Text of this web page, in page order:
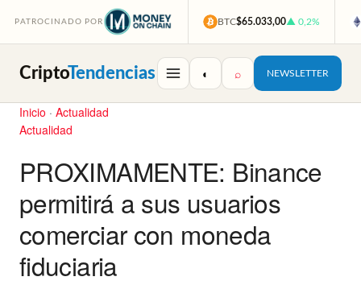
PATROCINADO POR BTC$65.033,00▲ 0,2%
CriptoTendencias ◐ ⌕ NEWSLETTER
Inicio · Actualidad
Actualidad
PROXIMAMENTE: Binance
permitirá a sus usuarios
comerciar con moneda
fiduciaria